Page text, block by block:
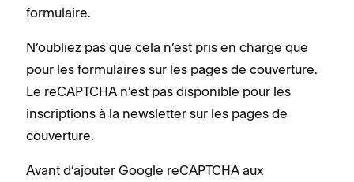
formulaire.
N’oubliez pas que cela n’est pris en charge que
pour les formulaires sur les pages de couverture.
Le reCAPTCHA n’est pas disponible pour les
inscriptions à la newsletter sur les pages de
couverture.
Avant d’ajouter Google reCAPTCHA aux